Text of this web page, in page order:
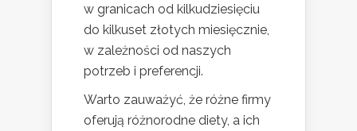
w granicach od kilkudziesięciu
do kilkuset złotych miesięcznie,
w zależności od naszych
potrzeb i preferencji.
Warto zauważyć, że różne firmy
oferują różnorodne diety, a ich